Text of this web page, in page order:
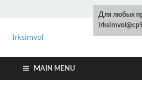
Irksimvol
Kelot.ru
MAIN MENU
Для любых